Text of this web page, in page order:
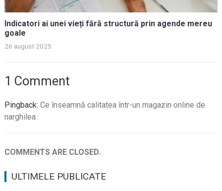
Indicatori ai unei vieți fără structură prin agende mereu
goale
26 august 2025
1 Comment
Pingback: Ce înseamnă calitatea într-un magazin online de
narghilea
COMMENTS ARE CLOSED.
ULTIMELE PUBLICATE